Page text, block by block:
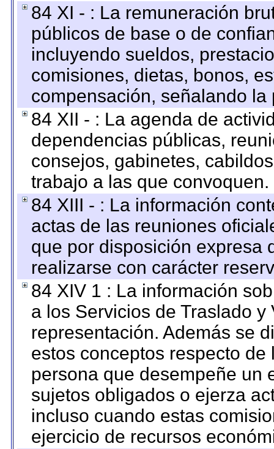
84 XI - : La remuneración
públicos de base o de
incluyendo sueldos,
comisiones, dietas, bonos,
compensación, señalando
84 XII - : La agenda de
dependencias públicas,
consejos, gabinetes,
trabajo a las que convoquen.
84 XIII - : La información
actas de las reuniones
que por disposición expresa
realizarse con carácter
84 XIV 1 : La información
a los Servicios de Traslado
representación. Además se
estos conceptos respecto
persona que desempeñe un
sujetos obligados o ejerza
incluso cuando estas
ejercicio de recursos